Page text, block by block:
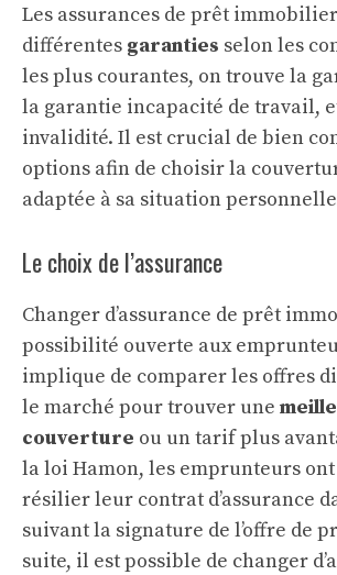
Les assurances de prêt
différentes garanties selon les
les plus courantes, on trouve la
la garantie incapacité de travail,
invalidité. Il est crucial de bien
options afin de choisir la
adaptée à sa situation
Le choix de l’assurance
Changer d’assurance de prêt
possibilité ouverte aux
implique de comparer les offres
le marché pour trouver une
couverture ou un tarif plus
la loi Hamon, les emprunteurs
résilier leur contrat d’assurance
suivant la signature de l’offre de
suite, il est possible de changer